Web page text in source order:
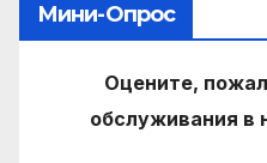
Мини-Опрос
Оцените,
обслуживания в